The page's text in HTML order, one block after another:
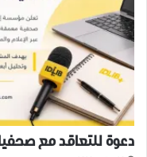
دعوة للتعاقد مع